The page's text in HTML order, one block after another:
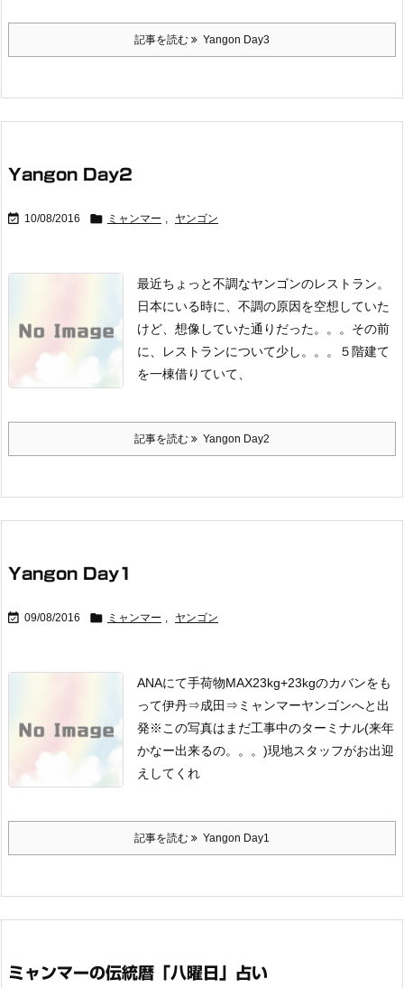
記事を読む Yangon Day3
Yangon Day2
 10/08/2016  ミャンマー , ヤンゴン
最近ちょっと不調なヤンゴンのレストラン。
日本にいる時に、不調の原因を空想していた
けど、 想像していた通りだった。。。 その前
に、レストランについて少し。。。
５階建て
を一棟借りていて、
記事を読む Yangon Day2
Yangon Day1
 09/08/2016  ミャンマー , ヤンゴン
ANAにて手荷物MAX23kg+23kgのカバンをも
って伊丹⇒成田⇒ミャンマーヤンゴンへと出
発※この写真はまだ工事中のターミナル(来年
かなー出来るの。。。)現地スタッフがお出迎
えしてくれ
記事を読む Yangon Day1
ミャンマーの伝統暦「八曜日」占い